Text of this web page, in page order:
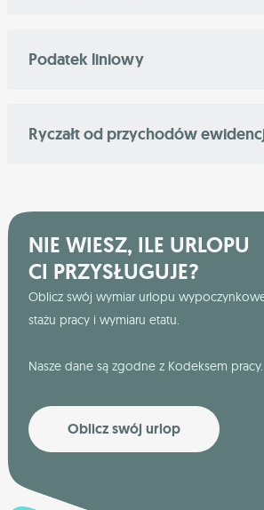
Podatek liniowy
Ryczałt od przychodów
NIE WIESZ, ILE URLOPU
CI PRZYSŁUGUJE?
Oblicz swój wymiar urlopu
stażu pracy i wymiaru etatu.
Nasze dane są zgodne z Kodeksem pracy.
Oblicz swój urlop